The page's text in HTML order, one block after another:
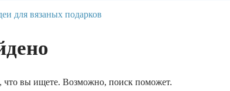
для вязаных подарков
вы ищете. Возможно, поиск поможет.